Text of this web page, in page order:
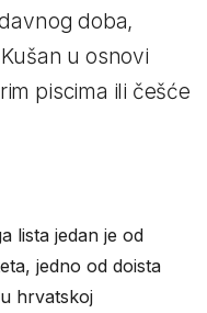
doba,
u osnovi
piscima ili češće
lista jedan je od
jedno od doista
hrvatskoj